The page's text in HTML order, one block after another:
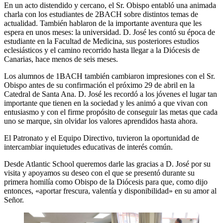
En un acto distendido y cercano, el Sr. Obispo entabló una animada
charla con los estudiantes de 2BACH sobre distintos temas de
actualidad. También hablaron de la importante aventura que les
espera en unos meses: la universidad. D. José les contó su época de
estudiante en la Facultad de Medicina, sus posteriores estudios
eclesiásticos y el camino recorrido hasta llegar a la Diócesis de
Canarias, hace menos de seis meses.
Los alumnos de 1BACH también cambiaron impresiones con el Sr.
Obispo antes de su confirmación el próximo 29 de abril en la
Catedral de Santa Ana. D. José les recordó a los jóvenes el lugar tan
importante que tienen en la sociedad y les animó a que vivan con
entusiasmo y con el firme propósito de conseguir las metas que cada
uno se marque, sin olvidar los valores aprendidos hasta ahora.
El Patronato y el Equipo Directivo, tuvieron la oportunidad de
intercambiar inquietudes educativas de interés común.
Desde Atlantic School queremos darle las gracias a D. José por su
visita y apoyamos su deseo con el que se presentó durante su
primera homilía como Obispo de la Diócesis para que, como dijo
entonces, «aportar frescura, valentía y disponibilidad» en su amor al
Señor.